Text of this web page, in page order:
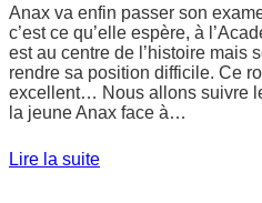
Anax va enfin passer son
c’est ce qu’elle espère, à
est au centre de l’histoire mais
rendre sa position difficile. Ce
excellent… Nous allons suivre
la jeune Anax face à…
Lire la suite